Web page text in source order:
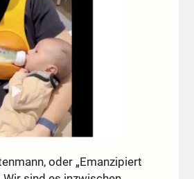
oder „Emanzipiert